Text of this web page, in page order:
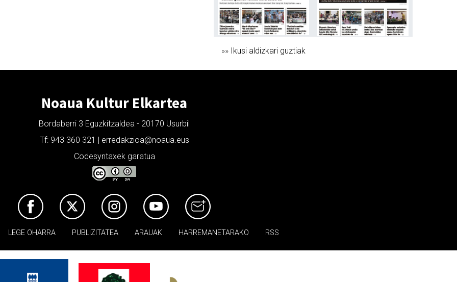
»» Ikusi aldizkari guztiak
Noaua Kultur Elkartea
Bordaberri 3 Eguzkitzaldea - 20170 Usurbil
Tf: 943 360 321 | erredakzioa@noaua.eus
Codesyntaxek garatua
LEGE OHARRA PUBLIZITATEA ARAUAK HARREMANETARAKO RSS